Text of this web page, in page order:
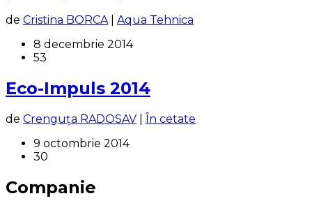
de Cristina BORCA| Aqua Tehnica
8 decembrie 2014
53
Eco-Impuls 2014
de Crenguța RADOSAV
În cetate
9 octombrie 2014
30
Companie